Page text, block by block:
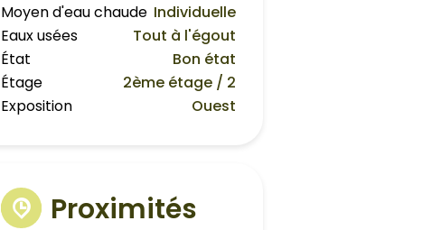
Moyen d'eau chaude Individuelle
Eaux usées
Tout à l'égout
État
Bon état
Étage
2ème étage / 2
Exposition
Ouest
Proximités